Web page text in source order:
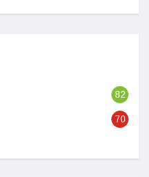
82
70